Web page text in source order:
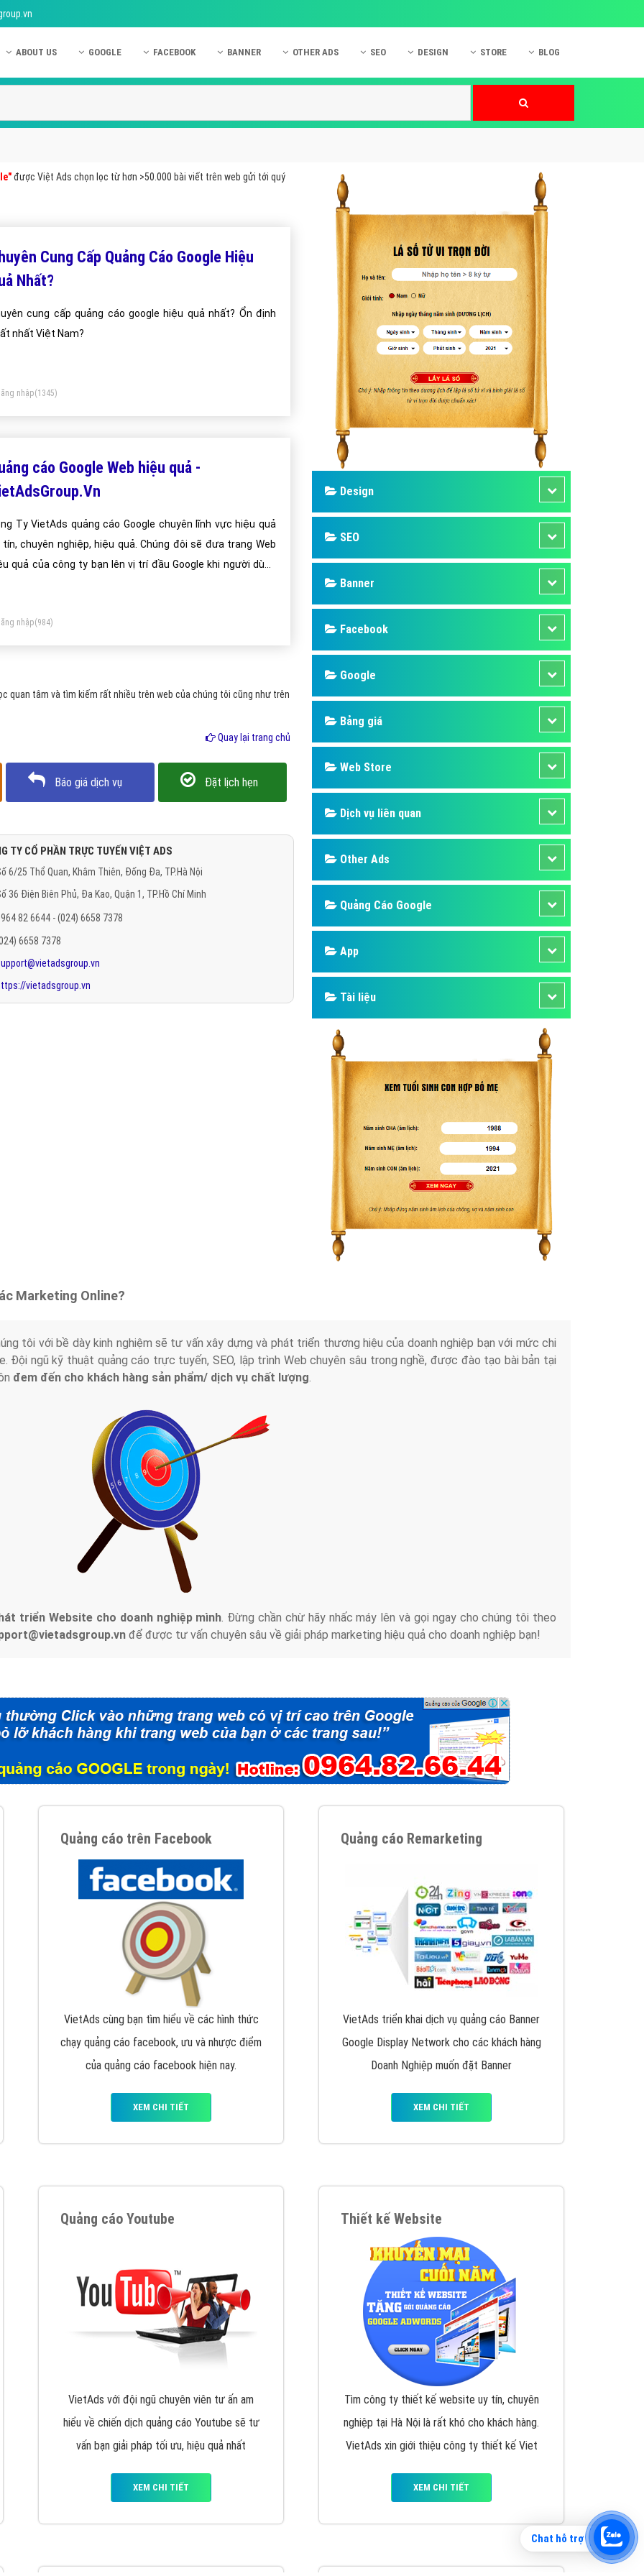
ABOUT US GOOGLE FACEBOOK BANNER OTHER ADS
Quảng cáo Online
Quảng cáo Skype
Quảng cáo TVC
Quảng cáo Cốc Cốc
Phần mềm ứng dụng hay
Dịch vụ Domain & Hosting
Hỏi đáp phần mềm
Hỏi đáp quảng cáo TVC
Hỏi đáp quảng cáo mobile
Hỏi đáp quảng cáo Online
Hỏi đáp quảng cáo Skype
Quảng cáo Youtube
Dịch vụ quảng cáo Youtube
Dịch vụ quảng cáo Cốc Cốc
Dịch vụ quảng cáo Tiktok
Dịch vụ quảng cáo Zalo
Định nghĩa
Nghĩa là gì
Phần mềm ứng dụng hay
SEO DESIGN
Hỏi đáp Website
STORE BLOG
được Việt Ads chọn lọc từ hơn >50.000 bài viết trên web gửi tới quý
Cung Cấp Quảng Cáo Google Hiệu
Nhất?
cung cấp quảng cáo google hiệu quả nhất? Ổn định
nhất Việt Nam?
nhập(1345)
cáo Google Web hiệu quả -
Ty VietAds quảng cáo Google chuyên lĩnh vực hiệu quả
tín, chuyên nghiệp, hiệu quả. Chúng đôi sẽ đưa trang Web
quả của công ty bạn lên vị trí đầu Google khi người dùng
nhập(984)
quan tâm và tìm kiếm rất nhiều trên web của chúng tôi cũng như trên
Quay lại trang chủ
Báo giá dịch vụ Đặt lịch hẹn
TY CỔ PHẦN TRỰC TUYẾN VIỆT ADS
6/25 Thổ Quan, Khâm Thiên, Đống Đa, TP.Hà Nội
36 Điện Biên Phủ, Đa Kao, Quận 1, TP.Hồ Chí Minh
82 6644 - (024) 6658 7378
6658 7378
vietadsgroup.vn
Design
SEO
Banner
Facebook
Google
Bảng giá
Web Store
Dịch vụ liên quan
Other Ads
Quảng Cáo Google
App
Tài liệu
Chat hỗ trợ
Marketing Online?
tôi với bề dày kinh nghiệm sẽ tư vấn xây dựng và phát triển thương hiệu của doanh nghiệp bạn với mức chi
Đội ngũ kỹ thuật quảng cáo trực tuyến, SEO, lập trình Web chuyên sâu trong nghề, được đào tạo bài bản tại
đem đến cho khách hàng sản phẩm/ dịch vụ chất lượng
triển Website cho doanh nghiệp mình . Đừng chần chừ hãy nhấc máy lên và gọi ngay cho chúng tôi theo
để được tư vấn chuyên sâu về giải pháp marketing hiệu quả cho doanh nghiệp bạn!
Quảng cáo trên Facebook
VietAds cùng bạn tìm hiểu về các hình thức
chạy quảng cáo facebook, ưu và nhược điểm
của quảng cáo facebook hiện nay.
XEM CHI TIẾT
Quảng cáo Remarketing
VietAds triển khai dịch vụ quảng cáo Banner
Google Display Network cho các khách hàng
Doanh Nghiệp muốn đặt Banner
XEM CHI TIẾT
Quảng cáo Youtube
VietAds với đội ngũ chuyên viên tư ấn am
hiểu về chiến dịch quảng cáo Youtube sẽ tư
vấn bạn giải pháp tối ưu, hiệu quả nhất
XEM CHI TIẾT
Thiết kế Website
Tìm công ty thiết kế website uy tín, chuyên
nghiệp tại Hà Nội là rất khó cho khách hàng.
VietAds xin giới thiệu công ty thiết kế Viet
XEM CHI TIẾT